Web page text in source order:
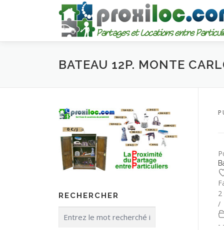
BATEAU 12P. MONTE
2
/
-
RECHERCHER